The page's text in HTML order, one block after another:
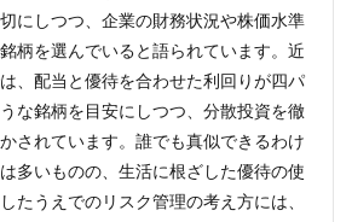
にしつつ、企業の財務状況や株価水準
柄を選んでいると語られています。近
、配当と優待を合わせた利回りが四パ
な銘柄を目安にしつつ、分散投資を徹
されています。誰でも真似できるわけ
多いものの、生活に根ざした優待の使
たうえでのリスク管理の考え方には、